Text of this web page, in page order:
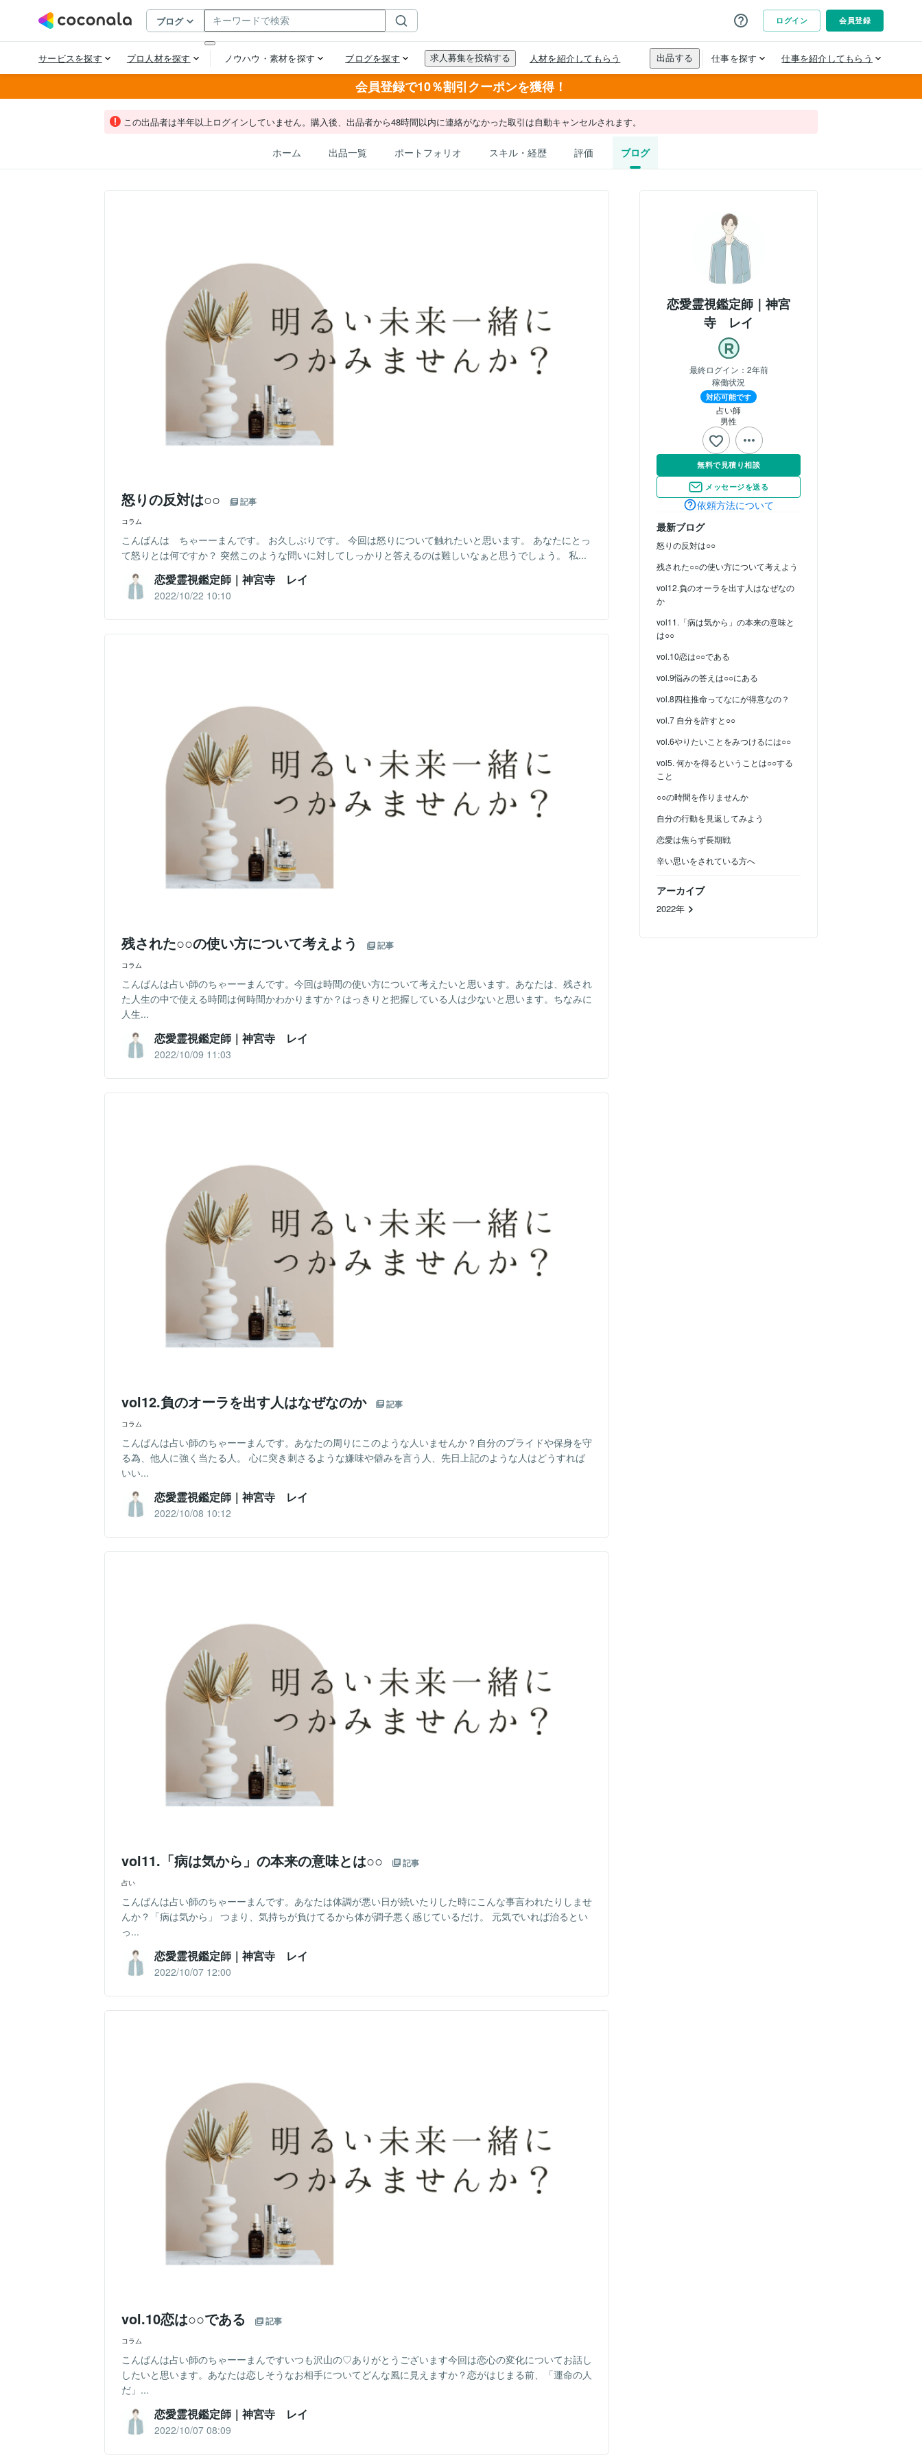
会員登録で10％割引クーポンを獲得！
この出品者は半年以上ログインしていません。購入後、出品者から48時間以内に連絡がなかった取引は自動キャンセルされます。
ホーム 出品一覧 ポートフォリオ スキル・経歴 評価 ブログ
恋愛霊視鑑定師｜神宮
寺 レイ
最終ログイン： 2年前
稼働状況
対応可能です
占い師
男性
無料で見積り相談
メッセージを送る
依頼方法について
最新ブログ
怒りの反対は○○
残された○○の使い方について考えよう
vol12.負のオーラを出す人はなぜなの
か
vol11.「病は気から」の本来の意味と
は○○
vol.10恋は○○である
vol.9悩みの答えは○○にある
vol.8四柱推命ってなにが得意なの？
vol.7 自分を許すと○○
vol.6やりたいことをみつけるには○○
vol5. 何かを得るということは○○する
こと
○○の時間を作りませんか
自分の行動を見返してみよう
恋愛は焦らず長期戦
辛い思いをされている方へ
アーカイブ
2022年
怒りの反対は○○ 記事
コラム
こんばんは ちゃーーまんです。 お久しぶりです。 今回は怒りについて触れたいと思います。 あなたにとっ
て怒りとは何ですか？ 突然このような問いに対してしっかりと答えるのは難しいなぁと思うでしょう。 私...
恋愛霊視鑑定師｜神宮寺 レイ
2022/10/22 10:10
残された○○の使い方について考えよう 記事
コラム
こんばんは占い師のちゃーーまんです。今回は時間の使い方について考えたいと思います。あなたは、残され
た人生の中で使える時間は何時間かわかりますか？はっきりと把握している人は少ないと思います。ちなみに
人生...
恋愛霊視鑑定師｜神宮寺 レイ
2022/10/09 11:03
vol12.負のオーラを出す人はなぜなのか 記事
コラム
こんばんは占い師のちゃーーまんです。あなたの周りにこのような人いませんか？自分のプライドや保身を守
る為、他人に強く当たる人。 心に突き刺さるような嫌味や僻みを言う人、先日上記のような人はどうすれば
いい...
恋愛霊視鑑定師｜神宮寺 レイ
2022/10/08 10:12
vol11.「病は気から」の本来の意味とは○○ 記事
占い
こんばんは占い師のちゃーーまんです。あなたは体調が悪い日が続いたりした時にこんな事言われたりしませ
んか？「病は気から」 つまり、気持ちが負けてるから体が調子悪く感じているだけ。 元気でいれば治るとい
っ...
恋愛霊視鑑定師｜神宮寺 レイ
2022/10/07 12:00
vol.10恋は○○である 記事
コラム
こんばんは占い師のちゃーーまんですいつも沢山の♡ありがとうございます今回は恋心の変化についてお話し
したいと思います。あなたは恋しそうなお相手についてどんな風に見えますか？恋がはじまる前、「運命の人
だ」...
恋愛霊視鑑定師｜神宮寺 レイ
2022/10/07 08:09